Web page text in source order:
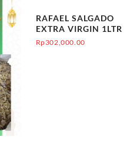
RAFAEL SALGADO
EXTRA VIRGIN 1LTR
Rp302,000.00